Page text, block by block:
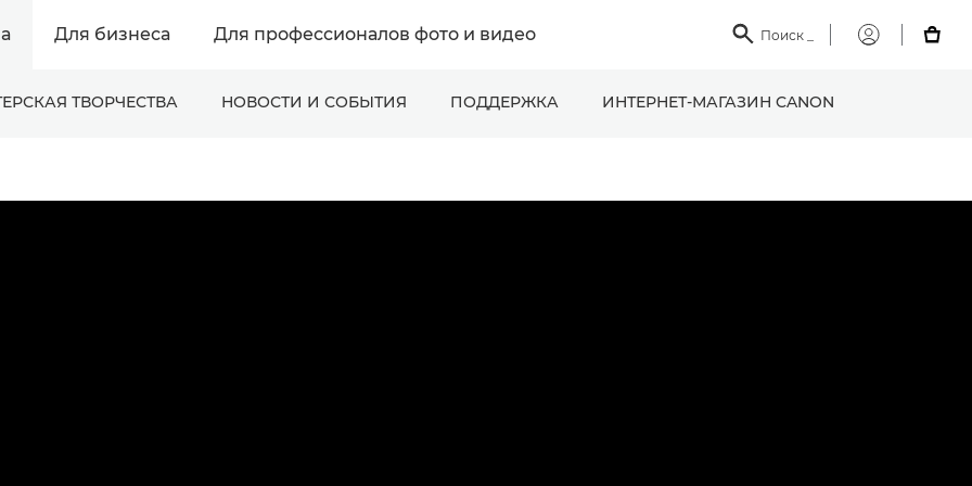
Для бизнеса Для профессионалов фото и видео  Поиск
Мой

ТВОРЧЕСТВА НОВОСТИ И СОБЫТИЯ ПОДДЕРЖКА ИНТЕРНЕТ-МАГАЗИН CANON